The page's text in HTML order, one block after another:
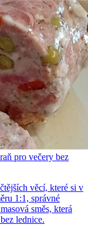
pro večery bez
věcí, které si v
1:1, správné
směs, která
lednice.